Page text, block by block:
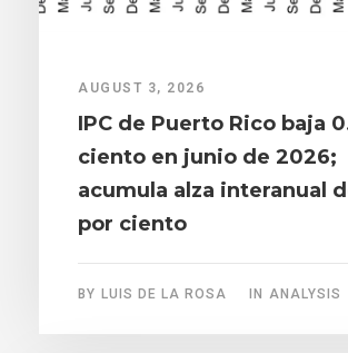
AUGUST 3, 2026
IPC de Puerto Rico baja
ciento en junio de 2026;
acumula alza interanual
por ciento
BY LUIS DE LA ROSA IN ANALYSIS